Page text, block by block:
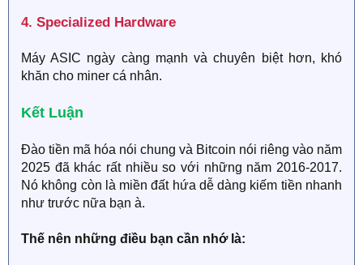
4. Specialized Hardware​
Máy ASIC ngày càng mạnh và chuyên biệt hơn, khó
khăn cho miner cá nhân.
Kết Luận​
Đào tiền mã hóa nói chung và Bitcoin nói riêng vào năm
2025 đã khác rất nhiều so với những năm 2016-2017.
Nó không còn là miền đất hứa dễ dàng kiếm tiền nhanh
như trước nữa bạn à.
Thế nên những điều bạn cần nhớ là: